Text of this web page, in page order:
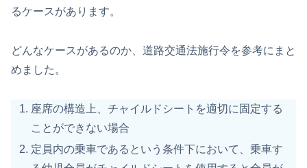
るケースがあります。
どんなケースがあるのか、道路交通法施行令を参考にまと
めました。
座席の構造上、チャイルドシートを適切に固定する
ことができない場合
定員内の乗車であるという条件下において、乗車す